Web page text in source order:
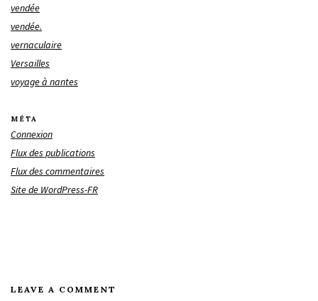
vendée
vendée.
vernaculaire
Versailles
voyage à nantes
MÉTA
Connexion
Flux des publications
Flux des commentaires
Site de WordPress-FR
LEAVE A COMMENT